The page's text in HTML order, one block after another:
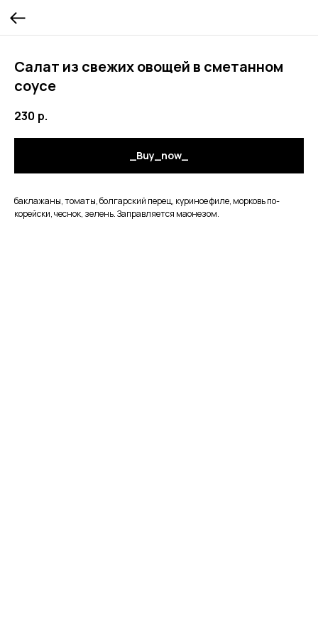
Салат из свежих овощей в сметанном
соусе
230 р.
_Buy_now_
баклажаны, томаты, болгарский перец, куриное филе, морковь по-
корейски, чеснок, зелень. Заправляется маонезом.